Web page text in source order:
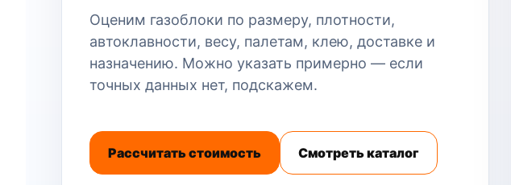
Оценим газоблоки по размеру, плотности,
автоклавности, весу, палетам, клею, доставке и
назначению. Можно указать примерно — если
точных данных нет, подскажем.
Рассчитать стоимость Смотреть каталог